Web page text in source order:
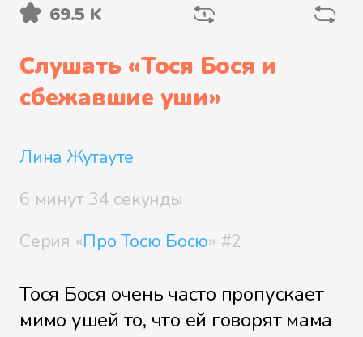
69.5 K
Слушать «Тося Бося и
сбежавшие уши»
Лина Жутауте
6 минут 34 секунды
Серия «Про Тосю Босю» #2
Тося Бося очень часто пропускает
мимо ушей то, что ей говорят мама